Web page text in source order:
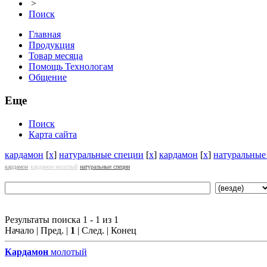
>
Поиск
Главная
Продукция
Товар месяца
Помощь Технологам
Общение
Еще
Поиск
Карта сайта
кардамон [x] натуральные специи [x] кардамон [x]
кардамон кардамон молотый натуральные специи
Результаты поиска 1 - 1 из 1
Начало | Пред. | 1 | След. | Конец
Кардамон молотый